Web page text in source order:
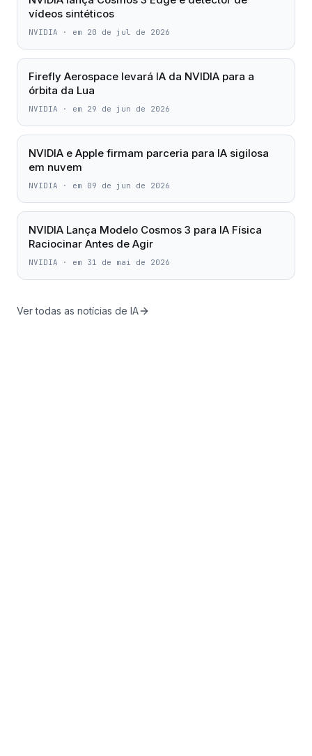
vídeos sintéticos
NVIDIA · em 20 de jul de 2026
Firefly Aerospace levará IA da NVIDIA para a
órbita da Lua
NVIDIA · em 29 de jun de 2026
NVIDIA e Apple firmam parceria para IA sigilosa
em nuvem
NVIDIA · em 09 de jun de 2026
NVIDIA Lança Modelo Cosmos 3 para IA Física
Raciocinar Antes de Agir
NVIDIA · em 31 de mai de 2026
Ver todas as notícias de IA